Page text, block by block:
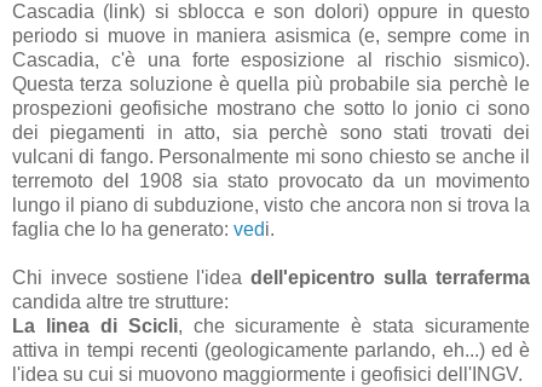
Cascadia (link) si sblocca e son dolori) oppure in questo
periodo si muove in maniera asismica (e, sempre come in
Cascadia, c'è una forte esposizione al rischio sismico).
Questa terza soluzione è quella più probabile sia perchè le
prospezioni geofisiche mostrano che sotto lo jonio ci sono
dei piegamenti in atto, sia perchè sono stati trovati dei
vulcani di fango. Personalmente mi sono chiesto se anche il
terremoto del 1908 sia stato provocato da un movimento
lungo il piano di subduzione, visto che ancora non si trova la
faglia che lo ha generato: vedi.
Chi invece sostiene l'ideadell'epicentro sulla terraferma
candida altre tre strutture:
La linea di Scicli, che sicuramente è stata sicuramente
attiva in tempi recenti (geologicamente parlando, eh...) ed è
l'idea su cui si muovono maggiormente i geofisici dell'INGV.